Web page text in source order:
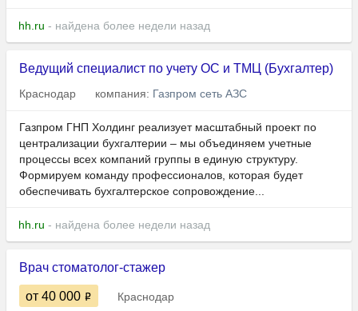
hh.ru - найдена более недели назад
Ведущий специалист по учету ОС и ТМЦ (Бухгалтер)
Краснодар компания: Газпром сеть АЗС
Газпром ГНП Холдинг реализует масштабный проект по
централизации бухгалтерии – мы объединяем учетные
процессы всех компаний группы в единую структуру.
Формируем команду профессионалов, которая будет
обеспечивать бухгалтерское сопровождение...
hh.ru - найдена более недели назад
Врач стоматолог-стажер
от 40 000
Краснодар